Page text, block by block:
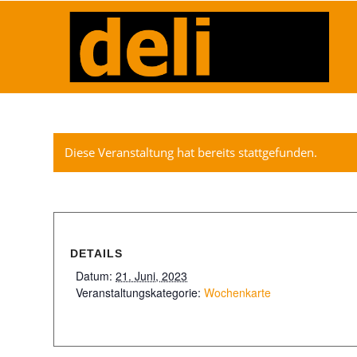
Diese Veranstaltung hat bereits stattgefunden.
DETAILS
Datum: 21. Juni, 2023
Veranstaltungskategorie: Wochenkarte